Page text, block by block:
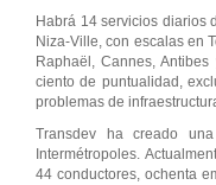
Habrá 14 servicios diarios
Niza-Ville, con escalas en
Raphaël, Cannes,
ciento de puntualidad,
problemas de
Transdev ha creado
Intermétropoles.
44 conductores, ochenta